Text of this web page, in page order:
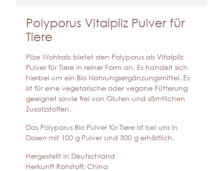
Polyporus Vitalpilz Pulver für
Tiere
Pilze Wohlrab bietet den Polyporus als Vitalpilz
Pulver für Tiere in reiner Form an. Es handelt sich
hierbei um ein Bio Nahrungsergänzungsmittel. Es
ist für eine vegetarische oder vegane Fütterung
geeignet sowie frei von Gluten und sämtlichen
Zusatzstoffen.
Das Polyporus Bio Pulver für Tiere ist bei uns in
Dosen mit 100 g Pulver und 300 g erhältlich.
Hergestellt in Deutschland
Herkunft Rohstoff: China